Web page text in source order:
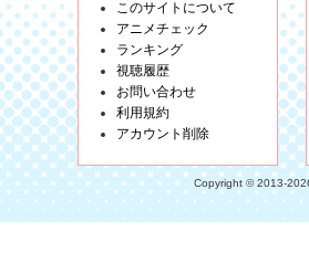
このサイトについて
アニメチェック
ランキング
視聴履歴
お問い合わせ
利用規約
アカウント削除
Copyright © 2013-